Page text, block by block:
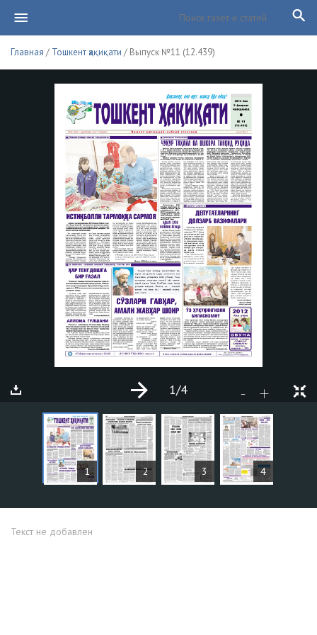
Главная / Тошкент ҳақиқати / Выпуск №11 (12.439)
1 2 3 4
- +
1/4
СТАТЬИ
Текст не добавлен